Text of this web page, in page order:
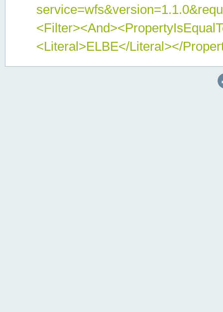
<Literal>ELBE</Literal></